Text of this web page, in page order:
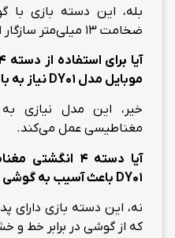
ضخامت 13 میلی‌متر سازگار است.
موبایل مدل DY01 نیاز به
خیر، این مدل نیازی
مغناطیسی عمل می‌کند.
آیا دسته 4 انگشتی مغناطیسی گوشی موبایل مدل
DY01 باعث آسیب به
نه، این دسته بازی
که از گوشی در برابر خط و